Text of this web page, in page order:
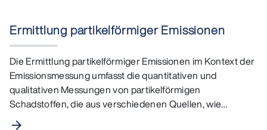
Ermittlung partikelförmiger Emissionen
Die Ermittlung partikelförmiger Emissionen im Kontext der
Emissionsmessung umfasst die quantitativen und
qualitativen Messungen von partikelförmigen
Schadstoffen, die aus verschiedenen Quellen, wie
Industrieanlagen…
arrow_forward